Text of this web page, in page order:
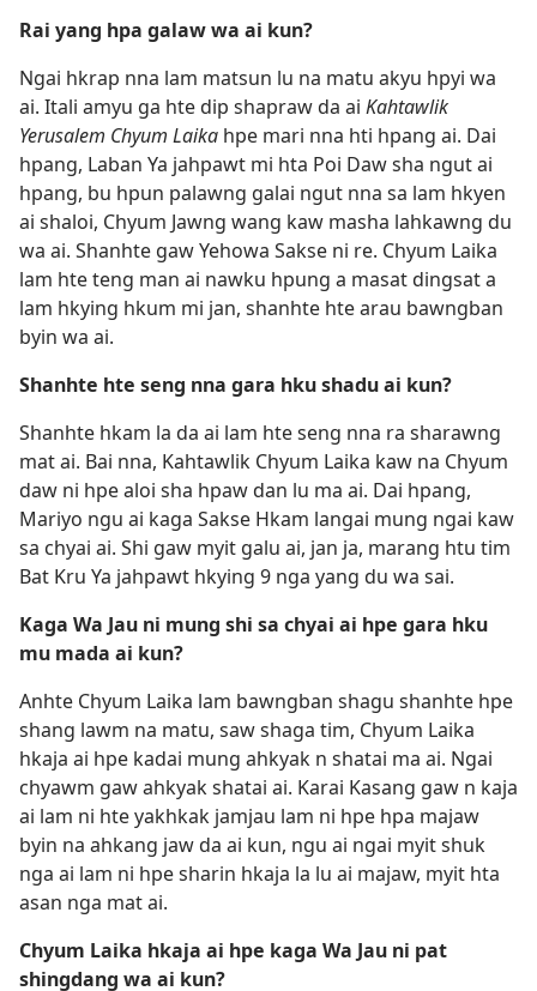
Rai yang hpa galaw wa ai kun?
Ngai hkrap nna lam matsun lu na matu akyu hpyi wa
ai. Itali amyu ga hte dip shapraw da ai Kahtawlik
Yerusalem Chyum Laika hpe mari nna hti hpang ai. Dai
hpang, Laban Ya jahpawt mi hta Poi Daw sha ngut ai
hpang, bu hpun palawng galai ngut nna sa lam hkyen
ai shaloi, Chyum Jawng wang kaw masha lahkawng du
wa ai. Shanhte gaw Yehowa Sakse ni re. Chyum Laika
lam hte teng man ai nawku hpung a masat dingsat a
lam hkying hkum mi jan, shanhte hte arau bawngban
byin wa ai.
Shanhte hte seng nna gara hku shadu ai kun?
Shanhte hkam la da ai lam hte seng nna ra sharawng
mat ai. Bai nna, Kahtawlik Chyum Laika kaw na Chyum
daw ni hpe aloi sha hpaw dan lu ma ai. Dai hpang,
Mariyo ngu ai kaga Sakse Hkam langai mung ngai kaw
sa chyai ai. Shi gaw myit galu ai, jan ja, marang htu tim
Bat Kru Ya jahpawt hkying 9 nga yang du wa sai.
Kaga Wa Jau ni mung shi sa chyai ai hpe gara hku
mu mada ai kun?
Anhte Chyum Laika lam bawngban shagu shanhte hpe
shang lawm na matu, saw shaga tim, Chyum Laika
hkaja ai hpe kadai mung ahkyak n shatai ma ai. Ngai
chyawm gaw ahkyak shatai ai. Karai Kasang gaw n kaja
ai lam ni hte yakhkak jamjau lam ni hpe hpa majaw
byin na ahkang jaw da ai kun, ngu ai ngai myit shuk
nga ai lam ni hpe sharin hkaja la lu ai majaw, myit hta
asan nga mat ai.
Chyum Laika hkaja ai hpe kaga Wa Jau ni pat
shingdang wa ai kun?